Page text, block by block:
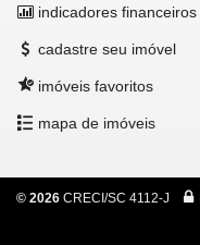
indicadores financeiros
cadastre seu imóvel
imóveis favoritos
mapa de imóveis
© 2026 CRECI/SC 4112-J